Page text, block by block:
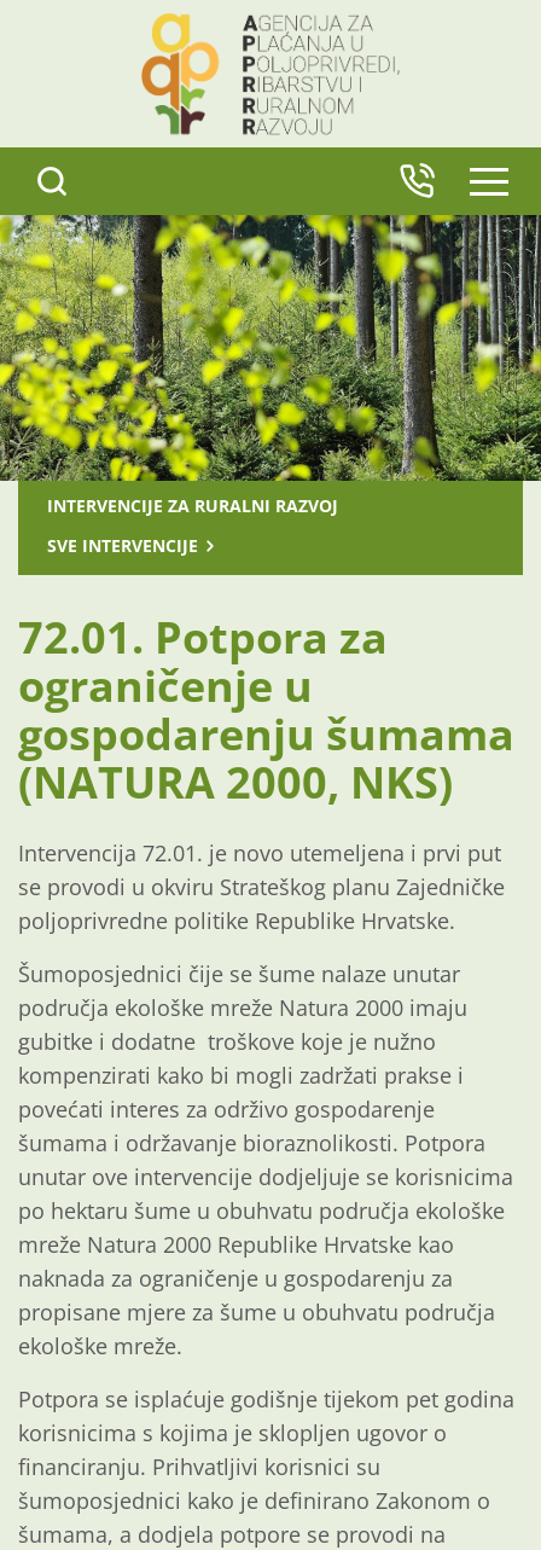
INTERVENCIJE ZA RURALNI RAZVOJ
SVE INTERVENCIJE
72.01. Potpora za
ograničenje u
gospodarenju šumama
(NATURA 2000, NKS)
Intervencija 72.01. je novo utemeljena i prvi put
se provodi u okviru Strateškog planu Zajedničke
poljoprivredne politike Republike Hrvatske.
Šumoposjednici čije se šume nalaze unutar
područja ekološke mreže Natura 2000 imaju
gubitke i dodatne troškove koje je nužno
kompenzirati kako bi mogli zadržati prakse i
povećati interes za održivo gospodarenje
šumama i održavanje bioraznolikosti. Potpora
unutar ove intervencije dodjeljuje se korisnicima
po hektaru šume u obuhvatu područja ekološke
mreže Natura 2000 Republike Hrvatske kao
naknada za ograničenje u gospodarenju za
propisane mjere za šume u obuhvatu područja
ekološke mreže.
Potpora se isplaćuje godišnje tijekom pet godina
korisnicima s kojima je sklopljen ugovor o
financiranju. Prihvatljivi korisnici su
šumoposjednici kako je definirano Zakonom o
šumama, a dodjela potpore se provodi na